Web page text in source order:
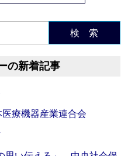
検 索
の新着記事
療機器産業連合会